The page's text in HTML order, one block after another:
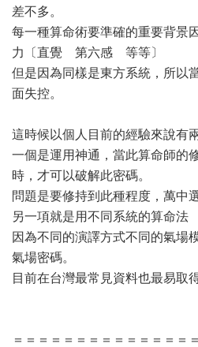
差不多。
每一種算命術要準確的重要背景
力〔直覺 第六感 等等〕
但是因為同樣是東方系統，所以
面失控。
這時候以個人目前的經驗來說有
一個是運用神通，當此算命師的
時，才可以破解此密碼。
問題是要修持到此種程度，萬中
另一項就是用不同系統的算命法
因為不同的演譯方式不同的氣場
氣場密碼。
目前在台灣最常見資料也最易取
＝＝＝＝＝＝＝＝＝＝＝＝＝＝